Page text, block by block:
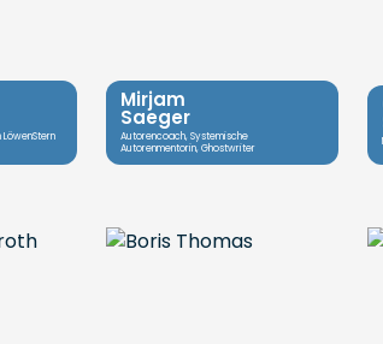
Mirjam
Saeger
Autorencoach, Systemische
Autorenmentorin, Ghostwriter